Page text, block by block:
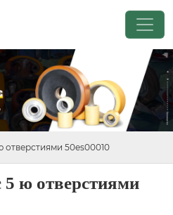
отверстиями 50es00010
5 ю отверстиями